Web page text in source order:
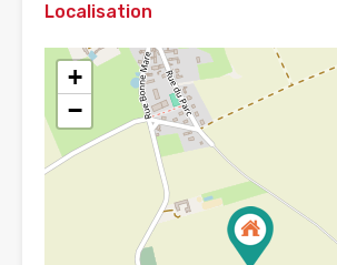
Localisation
+
−